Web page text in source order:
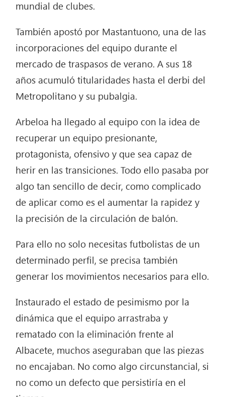
mundial de clubes.
También apostó por Mastantuono, una de las
incorporaciones del equipo durante el
mercado de traspasos de verano. A sus 18
años acumuló titularidades hasta el derbi del
Metropolitano y su pubalgia.
Arbeloa ha llegado al equipo con la idea de
recuperar un equipo presionante,
protagonista, ofensivo y que sea capaz de
herir en las transiciones. Todo ello pasaba por
algo tan sencillo de decir, como complicado
de aplicar como es el aumentar la rapidez y
la precisión de la circulación de balón.
Para ello no solo necesitas futbolistas de un
determinado perfil, se precisa también
generar los movimientos necesarios para ello.
Instaurado el estado de pesimismo por la
dinámica que el equipo arrastraba y
rematado con la eliminación frente al
Albacete, muchos aseguraban que las piezas
no encajaban. No como algo circunstancial, si
no como un defecto que persistiría en el